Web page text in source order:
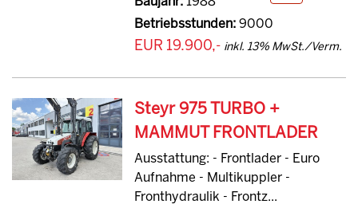
Betriebsstunden:9000
EUR 19.900,- inkl. 13% MwSt./Verm.
Steyr 975 TURBO +
MAMMUT FRONTLADER
Ausstattung: - Frontlader - Euro
Aufnahme - Multikuppler -
Fronthydraulik - Frontz...